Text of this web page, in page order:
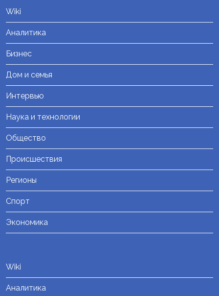
Wiki
Аналитика
Бизнес
Дом и семья
Интервью
Наука и технологии
Общество
Происшествия
Регионы
Спорт
Экономика
Wiki
Аналитика